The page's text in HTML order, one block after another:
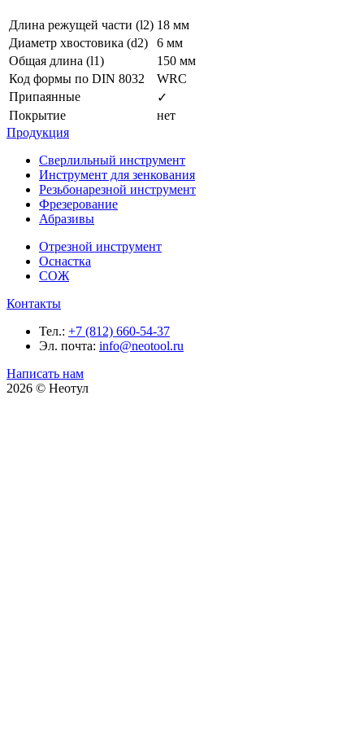
Длина режущей части (l2) 18 мм
Диаметр хвостовика (d2)
6 мм
Общая длина (l1)
150 мм
Код формы по DIN 8032
WRC
Припаянные
✓
Покрытие
нет
Продукция
Сверлильный инструмент
Инструмент для зенкования
Резьбонарезной инструмент
Фрезерование
Абразивы
Отрезной инструмент
Оснастка
СОЖ
Контакты
Тел.: +7 (812) 660-54-37
Эл. почта: info@neotool.ru
Написать нам
2026 © Неотул